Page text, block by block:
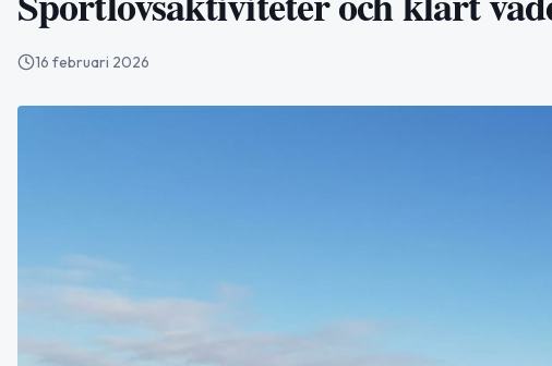
16 februari 2026